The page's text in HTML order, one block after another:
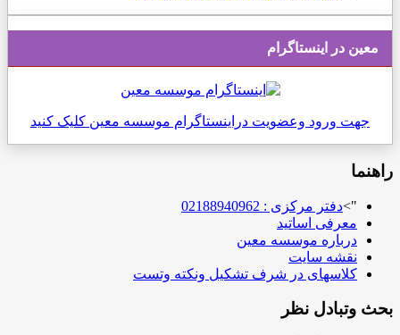
معین در اینستاگرام
جهت ورود وعضویت دراینستاگرام موسسه معین کلیک کنید
راهنما
">دفتر مرکزی : 02188940962
معرفی اساتید
درباره موسسه معین
نقشه سایت
کلاسهای در شرف تشکیل ونکته وتست
بحث وتبادل نظر